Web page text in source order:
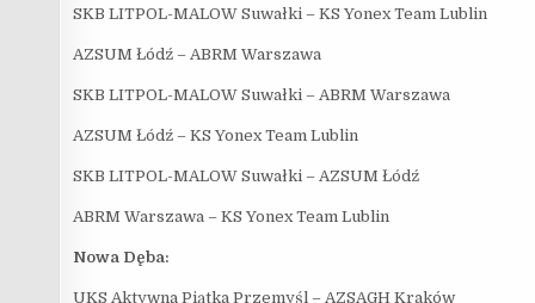
SKB LITPOL-MALOW Suwałki – KS Yonex Team Lublin
AZSUM Łódź – ABRM Warszawa
SKB LITPOL-MALOW Suwałki – ABRM Warszawa
AZSUM Łódź – KS Yonex Team Lublin
SKB LITPOL-MALOW Suwałki – AZSUM Łódź
ABRM Warszawa – KS Yonex Team Lublin
Nowa Dęba:
UKS Aktywna Piątka Przemyśl – AZSAGH Kraków